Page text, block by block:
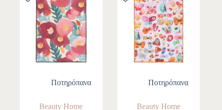
Ποτηρόπανα
Beauty Home
Ποτηρόπανα
Beauty Home